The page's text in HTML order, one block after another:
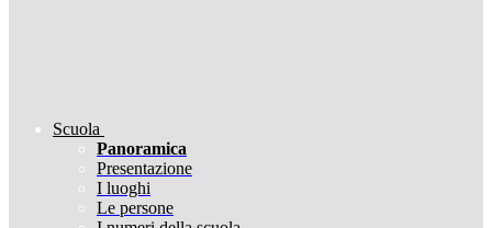
Scuola
Panoramica
Presentazione
I luoghi
Le persone